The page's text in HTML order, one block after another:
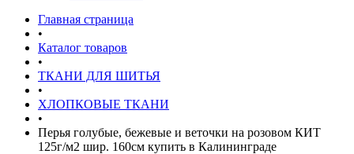
Главная страница
•
Каталог товаров
•
ТКАНИ ДЛЯ ШИТЬЯ
•
ХЛОПКОВЫЕ ТКАНИ
•
Перья голубые, бежевые и веточки на розовом КИТ
125г/м2 шир. 160см купить в Калининграде